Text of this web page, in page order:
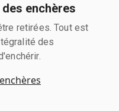
enchères
retirées. Tout est
des